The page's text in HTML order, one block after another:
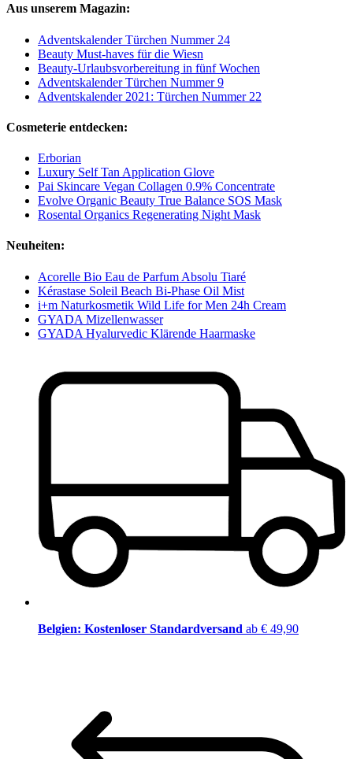
Aus unserem Magazin:
Adventskalender Türchen Nummer 24
Beauty Must-haves für die Wiesn
Beauty-Urlaubsvorbereitung in fünf Wochen
Adventskalender Türchen Nummer 9
Adventskalender 2021: Türchen Nummer 22
Cosmeterie entdecken:
Erborian
Luxury Self Tan Application Glove
Pai Skincare Vegan Collagen 0.9% Concentrate
Evolve Organic Beauty True Balance SOS Mask
Rosental Organics Regenerating Night Mask
Neuheiten:
Acorelle Bio Eau de Parfum Absolu Tiaré
Kérastase Soleil Beach Bi-Phase Oil Mist
i+m Naturkosmetik Wild Life for Men 24h Cream
GYADA Mizellenwasser
GYADA Hyalurvedic Klärende Haarmaske
Belgien: Kostenloser Standardversand ab € 49,90